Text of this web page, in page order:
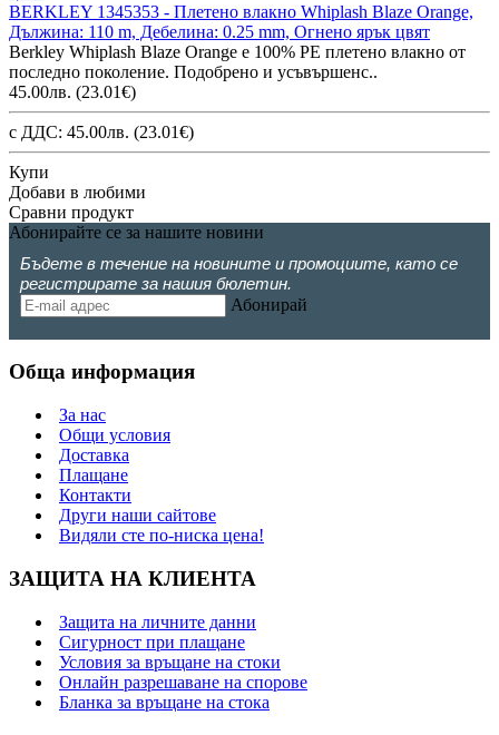
BERKLEY 1345353 - Плетено влакно Whiplash Blaze Orange,
Дължина: 110 m, Дебелина: 0.25 mm, Огнено ярък цвят
Berkley Whiplash Blaze Orange е 100% PE плетено влакно от
последно поколение. Подобрено и усъвършенс..
45.00лв. (23.01€)
с ДДС: 45.00лв. (23.01€)
Купи
Добави в любими
Сравни продукт
Абонирайте се за нашите новини
Бъдете в течение на новините и промоциите, като се
регистрирате за нашия бюлетин.
Абонирай
Обща информация
За нас
Общи условия
Доставка
Плащане
Контакти
Други наши сайтове
Видяли сте по-ниска цена!
ЗАЩИТА НА КЛИЕНТА
Защита на личните данни
Сигурност при плащане
Условия за връщане на стоки
Онлайн разрешаване на спорове
Бланка за връщане на стока